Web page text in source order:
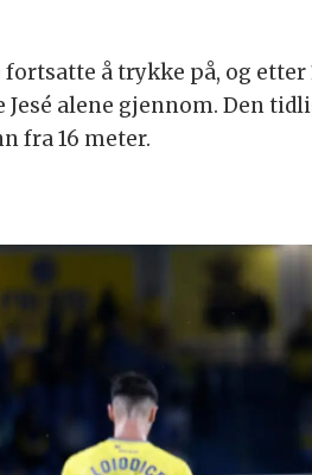
fortsatte å trykke på, og
Jesé alene gjennom. Den
fra 16 meter.